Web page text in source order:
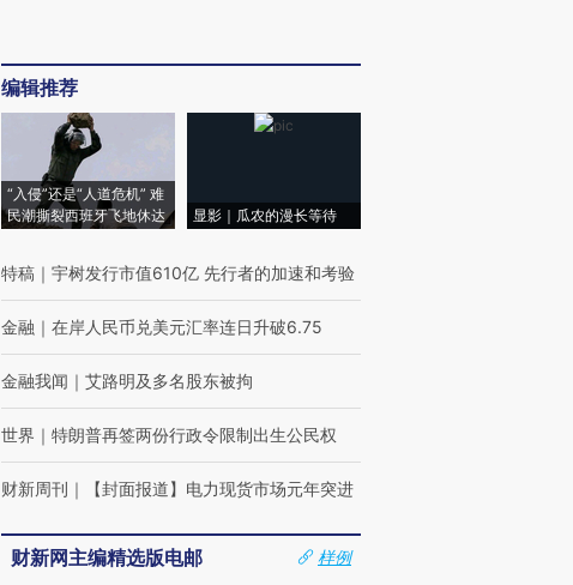
编辑推荐
“入侵”还是“人道危机” 难
民潮撕裂西班牙飞地休达
显影｜瓜农的漫长等待
特稿 ｜ 宇树发行市值610亿 先行者的加速和考验
金融 ｜ 在岸人民币兑美元汇率连日升破6.75
金融我闻 ｜ 艾路明及多名股东被拘
世界 ｜ 特朗普再签两份行政令限制出生公民权
财新周刊 ｜ 【封面报道】电力现货市场元年突进
财新网主编精选版电邮
样例